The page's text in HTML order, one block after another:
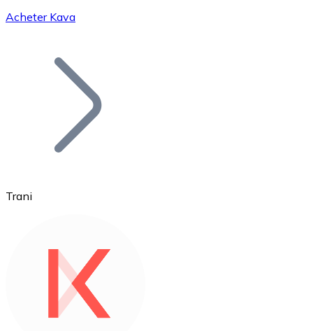
Bitcoin
Ethereum
Acheter Kava
Trani